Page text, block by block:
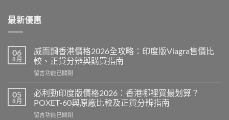
最新優惠
06
8 月
威而鋼香港價格2026全攻略：印度版Viagra售價比
較、正貨分辨與購買指南
在
而
鋼
香
港
留言功能已關閉
05
8 月
必利勁印度版價格2026：香港哪裡買最划算？
POXET-60與原廠比較及正貨分辨指南
在
留言功能已關閉